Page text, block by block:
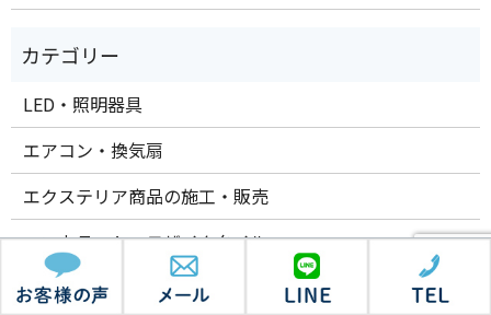
LED・照明器具
エアコン・換気扇
エクステリア商品の施工・販売
エコカラット・モザイクタイル
お知らせ